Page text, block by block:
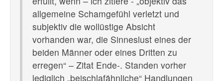
allgemeine Schamgefühl verletzt und
subjektiv die wollüstige Absicht
vorhanden war, die Sinneslust eines der
beiden Männer oder eines Dritten zu
erregen“ – Zitat Ende-. Standen vorher
lediglich „beischlafähnliche“ Handlungen